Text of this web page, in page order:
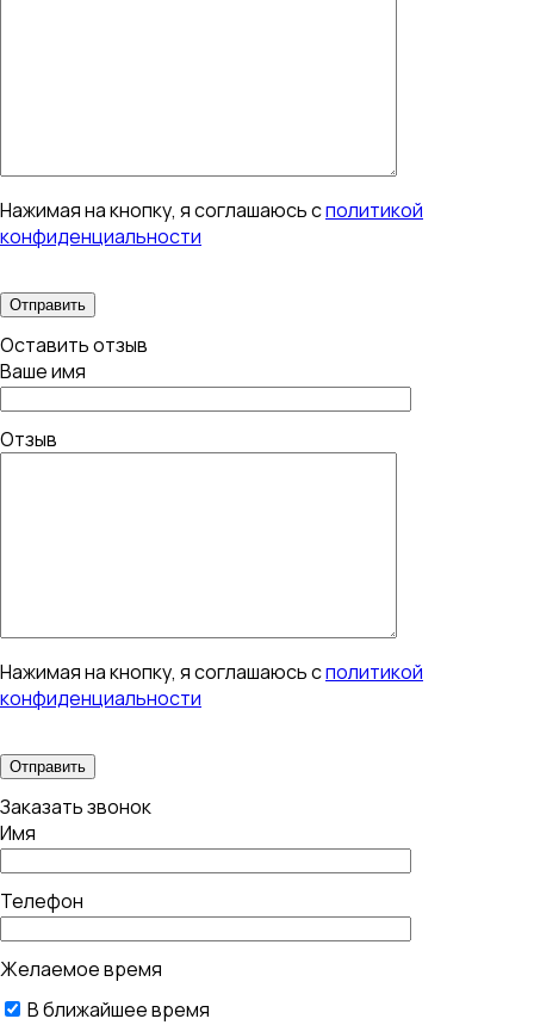
Нажимая на кнопку, я соглашаюсь сполитикой
конфиденциальности
Оставить отзыв
Ваше имя
Отзыв
Нажимая на кнопку, я соглашаюсь сполитикой
конфиденциальности
Заказать звонок
Имя
Телефон
Желаемое время
В ближайшее время